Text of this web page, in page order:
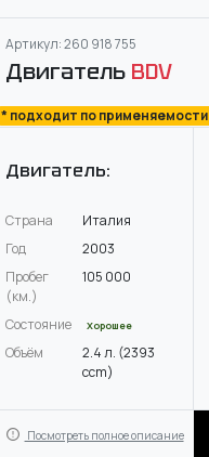
Артикул: 260 918 755
Двигатель BDV
* подходит по применяемости
Двигатель:
Страна
Италия
Год
2003
Пробег
(км.)
105 000
Состояние Хорошее
Объём
2.4 л. (2393
ccm)
Посмотреть полное описание